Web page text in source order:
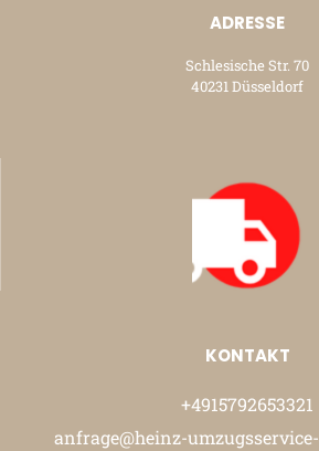
ADRESSE
Schlesische Str. 70
40231 Düsseldorf
KONTAKT
+4915792653321
anfrage@heinz-